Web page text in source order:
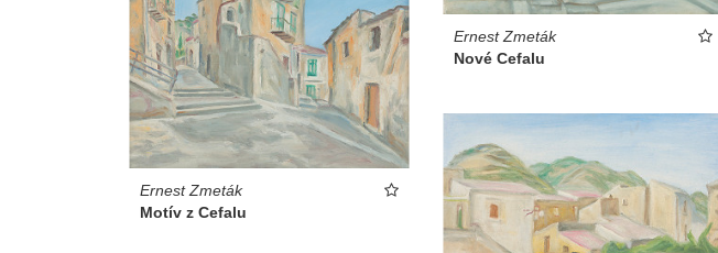
Ernest Zmeták
Nové Cefalu
Ernest Zmeták
Motív z Cefalu